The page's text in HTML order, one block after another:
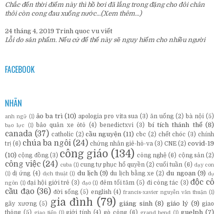
Chắc đến thời điểm này thì hồ bơi đã lắng trong đặng cho đôi chân
thôi còn cong đau xuống nước...(Xem thêm...)
24 tháng 4, 2019 Trinh quoc vu viết
Lỗi do sản phẩm. Nếu cứ để thế này sẽ nguy hiểm cho nhiều người
FACEBOOK
NHÃN
anh ngữ (1) ảo ba trì (10) apologia pro vita sua (3) ăn uống (2) bà nội (5)
bạo lực (1) bảo quản xe ôtô (4) benedictxvi (3) bí tích thánh thể (8)
canada (37) catholic (2) cầu nguyện (11) cbc (2) chết chóc (3) chính
trị (6) chúa ba ngôi (24) chứng nhân giê-hô-va (3) CNE (2) covid-19
(10) cộng đồng (3) công giáo (134) công nghệ (6) cộng sản (2)
công việc (24) cuba (1) cung tự phục hổ quyền (2) cuối tuần (6) dạy con
(1) dị ứng (4) dịch thuật (1) du lịch (9) du lịch bằng xe (2) du ngoạn (9) dụ
ngôn (1) đại hội giới trẻ (3) đạo (1) đêm tối tăm (5) đi công tác (3) độc cô
cầu đạo (36) đời sống (5) english (4) francis-xavier nguyễn văn thuận (1)
gãy xương (5) gia đình (79) giáng sinh (8) giáo lý (9) giao
thông (5) giao tiếp (1) giới tính (4) gò công (6) grand bend (1) guelph (7)